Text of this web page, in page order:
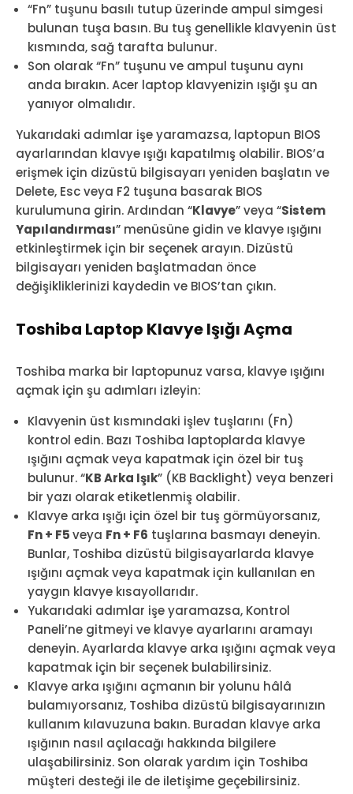
“Fn” tuşunu basılı tutup üzerinde ampul simgesi
bulunan tuşa basın. Bu tuş genellikle klavyenin üst
kısmında, sağ tarafta bulunur.
Son olarak “Fn” tuşunu ve ampul tuşunu aynı
anda bırakın. Acer laptop klavyenizin ışığı şu an
yanıyor olmalıdır.
Yukarıdaki adımlar işe yaramazsa, laptopun BIOS
ayarlarından klavye ışığı kapatılmış olabilir. BIOS’a
erişmek için dizüstü bilgisayarı yeniden başlatın ve
Delete, Esc veya F2 tuşuna basarak BIOS
kurulumuna girin. Ardından “Klavye” veya “Sistem
Yapılandırması” menüsüne gidin ve klavye ışığını
etkinleştirmek için bir seçenek arayın. Dizüstü
bilgisayarı yeniden başlatmadan önce
değişikliklerinizi kaydedin ve BIOS’tan çıkın.
Toshiba Laptop Klavye Işığı Açma
Toshiba marka bir laptopunuz varsa, klavye ışığını
açmak için şu adımları izleyin:
Klavyenin üst kısmındaki işlev tuşlarını (Fn)
kontrol edin. Bazı Toshiba laptoplarda klavye
ışığını açmak veya kapatmak için özel bir tuş
bulunur. “KB Arka Işık” (KB Backlight) veya benzeri
bir yazı olarak etiketlenmiş olabilir.
Klavye arka ışığı için özel bir tuş görmüyorsanız,
Fn + F5veya Fn + F6 tuşlarına basmayı deneyin.
Bunlar, Toshiba dizüstü bilgisayarlarda klavye
ışığını açmak veya kapatmak için kullanılan en
yaygın klavye kısayollarıdır.
Yukarıdaki adımlar işe yaramazsa, Kontrol
Paneli’ne gitmeyi ve klavye ayarlarını aramayı
deneyin. Ayarlarda klavye arka ışığını açmak veya
kapatmak için bir seçenek bulabilirsiniz.
Klavye arka ışığını açmanın bir yolunu hâlâ
bulamıyorsanız, Toshiba dizüstü bilgisayarınızın
kullanım kılavuzuna bakın. Buradan klavye arka
ışığının nasıl açılacağı hakkında bilgilere
ulaşabilirsiniz. Son olarak yardım için Toshiba
müşteri desteği ile de iletişime geçebilirsiniz.